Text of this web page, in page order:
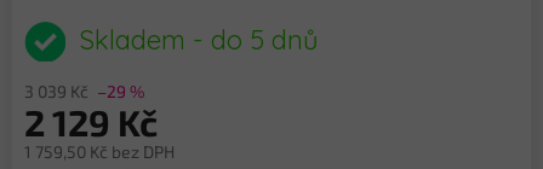
produktu
je
z
5
hvězdiček.
Skladem - do 5 dnů
3 039 Kč –29 %
2 129 Kč
1 759,50 Kč bez DPH